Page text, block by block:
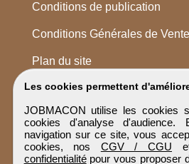
Les cookies permettent
JOBMACON utilise les cookies
cookies d'analyse d'audience.
navigation sur ce site, vous
cookies, nos CGV / CGU
confidentialitépour vous proposer
Conditions de publication
Conditions Générales de Vente
Plan du site